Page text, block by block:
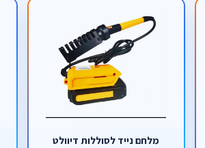
מלחם נייד לסוללות דיוולט